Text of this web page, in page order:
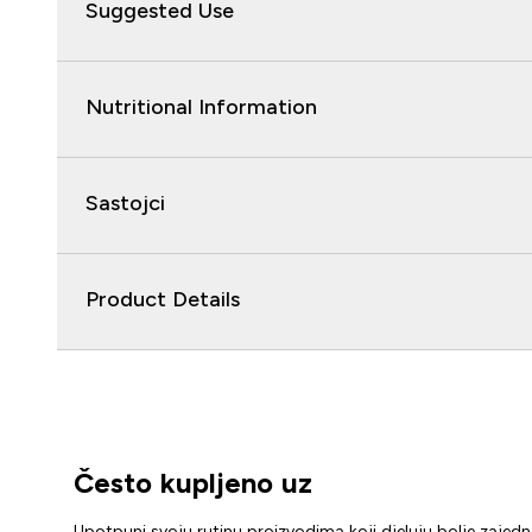
Suggested Use
Nutritional Information
Sastojci
Product Details
Često kupljeno uz